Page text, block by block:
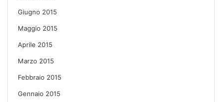
Giugno 2015
Maggio 2015
Aprile 2015
Marzo 2015
Febbraio 2015
Gennaio 2015